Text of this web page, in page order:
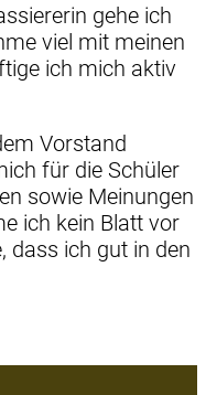
gehe ich
viel mit meinen
ich mich aktiv
Vorstand
für die Schüler
sowie Meinungen
ich kein Blatt vor
dass ich gut in den